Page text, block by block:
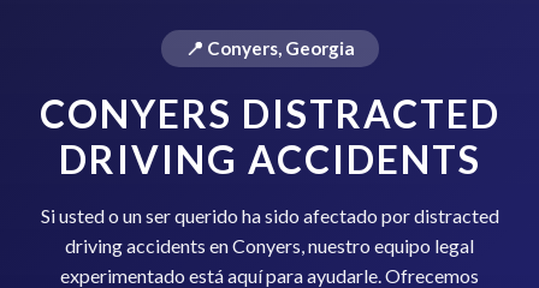
📍 Conyers, Georgia
CONYERS DISTRACTED
DRIVING ACCIDENTS
Si usted o un ser querido ha sido afectado por distracted
driving accidents en Conyers, nuestro equipo legal
experimentado está aquí para ayudarle. Ofrecemos